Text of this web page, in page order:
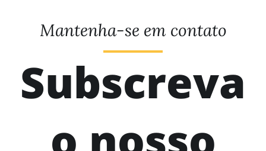
Mantenha-se em contato
Subscreva